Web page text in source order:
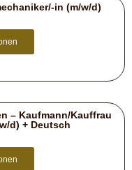
in (m/w/d)
– Kaufmann/Kauffrau
d) + Deutsch